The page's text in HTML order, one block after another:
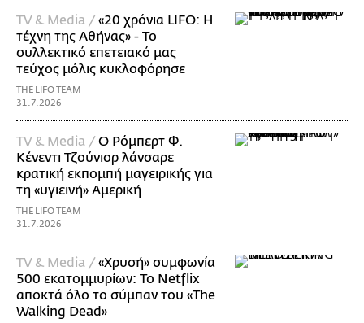
TV & Media /«20 χρόνια LIFO: Η
τέχνη της Αθήνας» - Το
συλλεκτικό επετειακό μας
τεύχος μόλις κυκλοφόρησε
THE LIFO TEAM
31.7.2026
TV & Media /Ο Ρόμπερτ Φ.
Κένεντι Τζούνιορ λάνσαρε
κρατική εκπομπή μαγειρικής για
τη «υγιεινή» Αμερική
THE LIFO TEAM
31.7.2026
TV & Media /«Χρυσή» συμφωνία
500 εκατομμυρίων: Το Netflix
αποκτά όλο το σύμπαν του «The
Walking Dead»